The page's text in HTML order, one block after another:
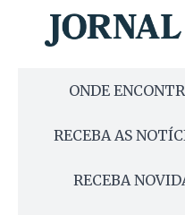
ONDE
RECEBA AS
RECEBA